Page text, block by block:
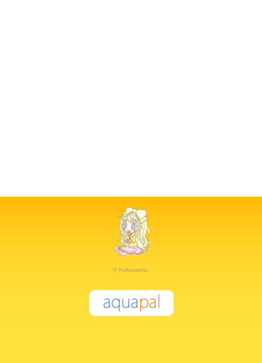
© Kukusama.